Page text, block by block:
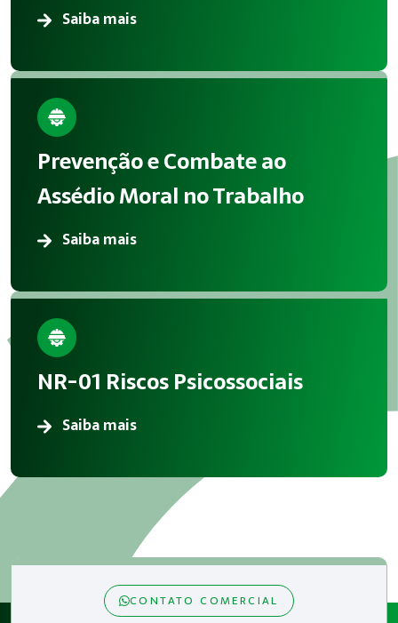
Saiba mais
Prevenção e Combate ao
Assédio Moral no Trabalho
Saiba mais
NR-01 Riscos Psicossociais
Saiba mais
CONTATO COMERCIAL